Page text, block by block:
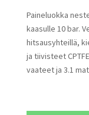
Paineluokka
kaasulle 10 bar.
hitsausyhteillä,
ja tiivisteet
vaateet ja 3.1